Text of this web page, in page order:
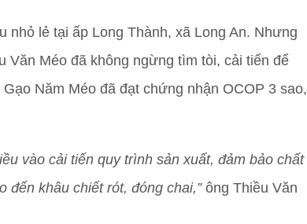
lẻ tại ấp Long Thành, xã Long An. Nhưng
Văn Méo đã không ngừng tìm tòi, cải tiến để
Năm Méo đã đạt chứng nhận OCOP 3 sao,
vào cải tiến quy trình sản xuất, đảm bảo chất
đến khâu chiết rót, đóng chai,”ông Thiều Văn